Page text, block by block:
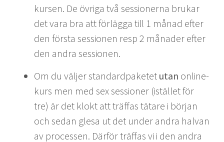
kursen. De övriga två sessionerna brukar
det vara bra att förlägga till 1 månad efter
den första sessionen resp 2 månader efter
den andra sessionen.
Om du väljer standardpaketet utan online-
kurs men med sex sessioner (istället för
tre) är det klokt att träffas tätare i början
och sedan glesa ut det under andra halvan
av processen. Därför träffas vi i den andra